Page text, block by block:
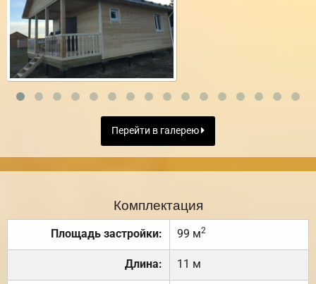
Перейти в галерею
Комплектация
Площадь застройки: 99 м2
Длина: 11 м